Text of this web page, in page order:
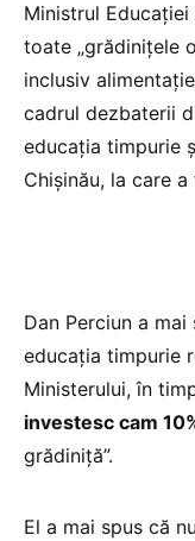
Ministrul
toate „grădinițele
inclusiv
cadrul dezbaterii
educația timpurie
Chișinău, la care
Dan Perciun a
educația timpurie
Ministerului, în
investesc cam
grădiniță”.
El a mai spus că